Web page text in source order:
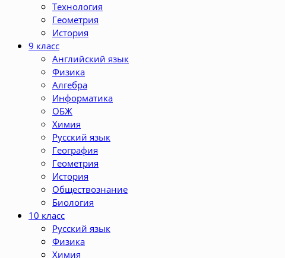
Технология
Геометрия
История
9 класс
Английский язык
Физика
Алгебра
Информатика
ОБЖ
Химия
Русский язык
География
Геометрия
История
Обществознание
Биология
10 класс
Русский язык
Физика
Химия